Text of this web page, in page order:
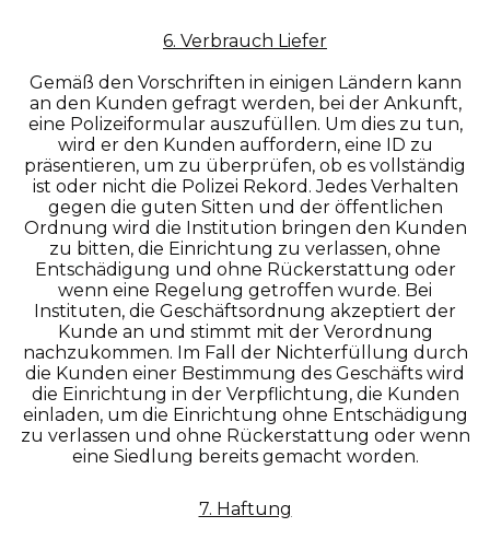
6. Verbrauch Liefer
Gemäß den Vorschriften in einigen Ländern kann
an den Kunden gefragt werden, bei der Ankunft,
eine Polizeiformular auszufüllen. Um dies zu tun,
wird er den Kunden auffordern, eine ID zu
präsentieren, um zu überprüfen, ob es vollständig
ist oder nicht die Polizei Rekord. Jedes Verhalten
gegen die guten Sitten und der öffentlichen
Ordnung wird die Institution bringen den Kunden
zu bitten, die Einrichtung zu verlassen, ohne
Entschädigung und ohne Rückerstattung oder
wenn eine Regelung getroffen wurde. Bei
Instituten, die Geschäftsordnung akzeptiert der
Kunde an und stimmt mit der Verordnung
nachzukommen. Im Fall der Nichterfüllung durch
die Kunden einer Bestimmung des Geschäfts wird
die Einrichtung in der Verpflichtung, die Kunden
einladen, um die Einrichtung ohne Entschädigung
zu verlassen und ohne Rückerstattung oder wenn
eine Siedlung bereits gemacht worden.
7. Haftung